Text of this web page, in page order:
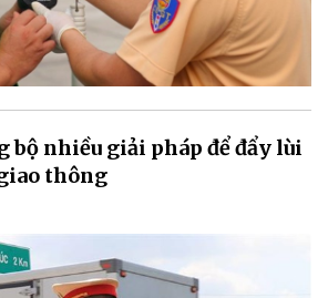
bộ nhiều giải pháp để đẩy lùi
thông